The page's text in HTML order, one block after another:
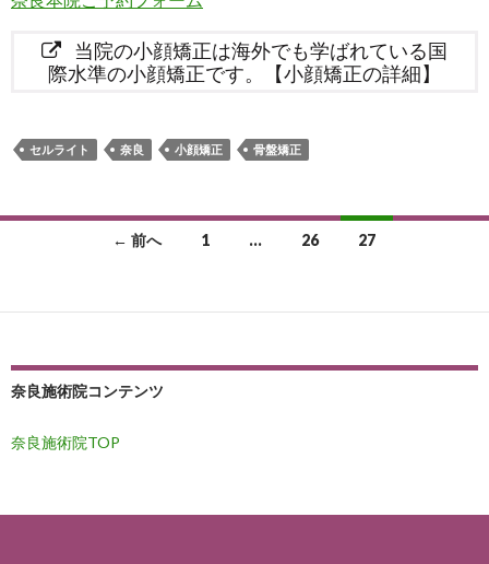
当院の小顔矯正は海外でも学ばれている国
際水準の小顔矯正です。【小顔矯正の詳細】
セルライト 奈良 小顔矯正 骨盤矯正
ナ
ゲ
ー
ョ
← 前へ 1 … 26 27
奈良施術院コンテンツ
奈良施術院TOP